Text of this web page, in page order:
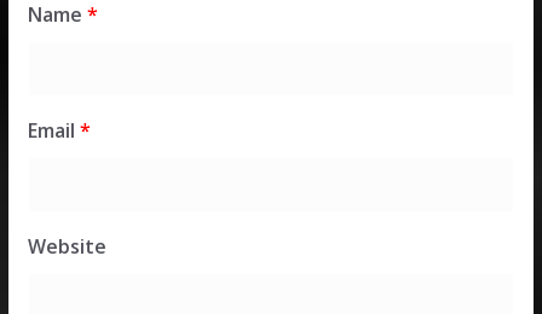
Name *
Email *
Website